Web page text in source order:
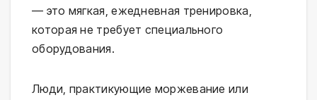
— это мягкая, ежедневная тренировка,
которая не требует специального
оборудования.
Люди, практикующие моржевание или